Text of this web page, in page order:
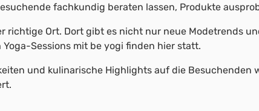
fachkundig beraten lassen, Produkte
richtige Ort. Dort gibt es nicht nur neue Modetrends
Sessions mit be yogi finden hier statt.
und kulinarische Highlights auf die Besuchenden